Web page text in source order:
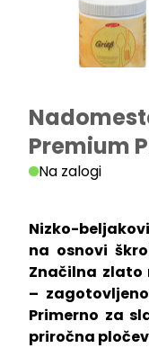
Premium
Na zalogi
Nizko-
na osnovi
Značilna
–
Primerno za
priročna